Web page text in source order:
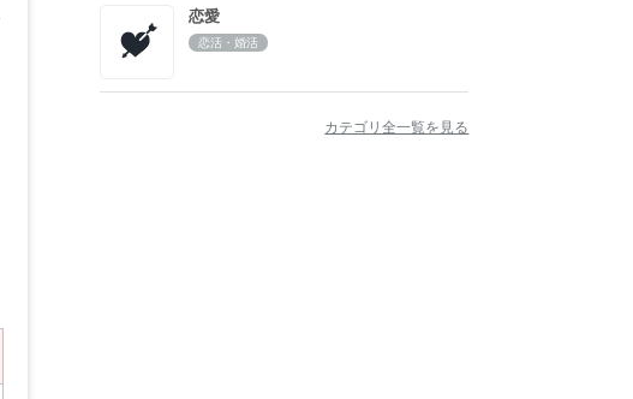
恋愛
恋活・婚活
カテゴリ全一覧を見る